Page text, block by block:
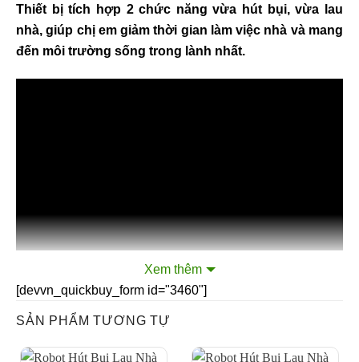
Thiết bị tích hợp 2 chức năng vừa hút bụi, vừa lau
nhà, giúp chị em giảm thời gian làm việc nhà và mang
đến môi trường sống trong lành nhất.
Xem thêm
[devvn_quickbuy_form id="3460"]
SẢN PHẨM TƯƠNG TỰ